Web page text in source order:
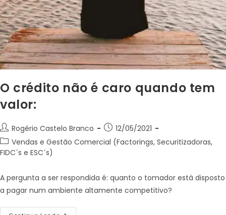
O crédito não é caro quando tem
valor:
Rogério Castelo Branco
12/05/2021
Vendas e Gestão Comercial (Factorings, Securitizadoras,
FIDC´s e ESC´s)
A pergunta a ser respondida é: quanto o tomador está disposto
a pagar num ambiente altamente competitivo?